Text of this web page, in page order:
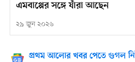
এমবাপ্পের সঙ্গে যাঁরা আছেন
২৯ জুন ২০২৬
প্রথম আলোর খবর পেতে গুগল